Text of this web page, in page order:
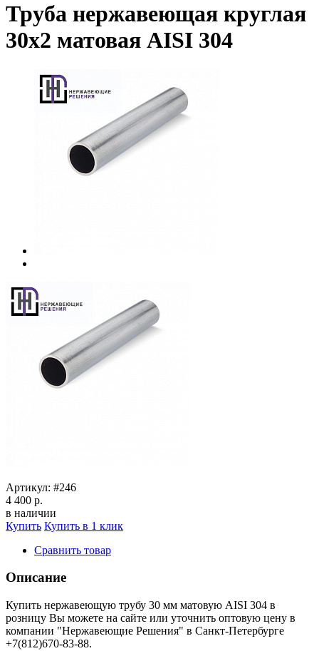
Труба нержавеющая круглая
30х2 матовая AISI 304
Артикул: #246
4 400 р.
в наличии
Купить Купить в 1 клик
Сравнить товар
Описание
Купить нержавеющую трубу 30 мм матовую AISI 304 в
розницу Вы можете на сайте или уточнить оптовую цену в
компании "Нержавеющие Решения" в Санкт-Петербурге
+7(812)670-83-88.